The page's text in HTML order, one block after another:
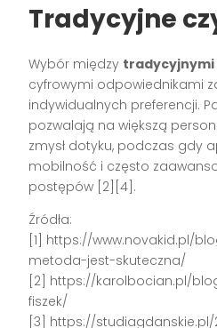
Tradycyjne
Wybór między tradycyjnymi
cyfrowymi odpowiednikami
indywidualnych preferencji.
pozwalają na większą
zmysł dotyku, podczas gdy
mobilność i często
postępów [2][4].
Źródła:
[1] https://www.novakid.pl/
metoda-jest-skuteczna/
[2] https://karolbocian.pl/
fiszek/
[3] https://studiagdanskie.pl/